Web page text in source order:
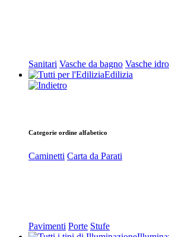
Sanitari Vasche da bagno Vasche
Edilizia
Categorie ordine alfabetico
Caminetti Carta da Parati
Pavimenti Porte Stufe